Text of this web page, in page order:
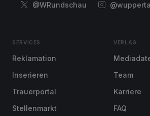
@WRundschau
SERVICES
Reklamation
Inserieren
Trauerportal
Stellenmarkt
VERLAG
Team
Karriere
FAQ